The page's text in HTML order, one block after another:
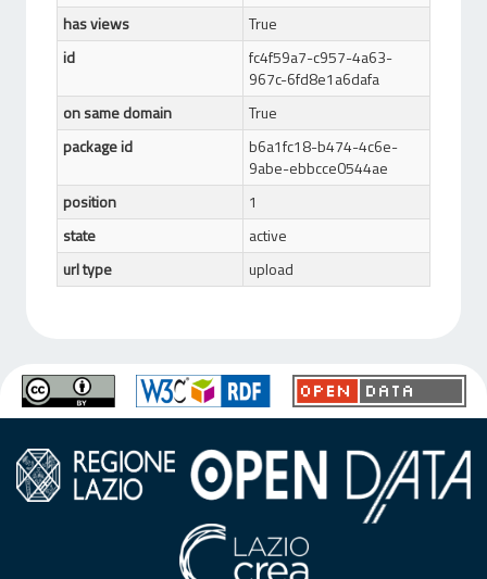
has views
True
id
fc4f59a7-c957-4a63-
967c-6fd8e1a6dafa
on same domain
True
package id
b6a1fc18-b474-4c6e-
9abe-ebbcce0544ae
position
1
state
active
url type
upload